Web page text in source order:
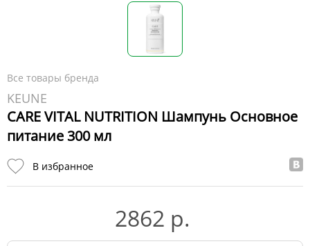
Все товары бренда
KEUNE
CARE VITAL NUTRITION Шампунь Основное
питание 300 мл
В избранное
2862 р.